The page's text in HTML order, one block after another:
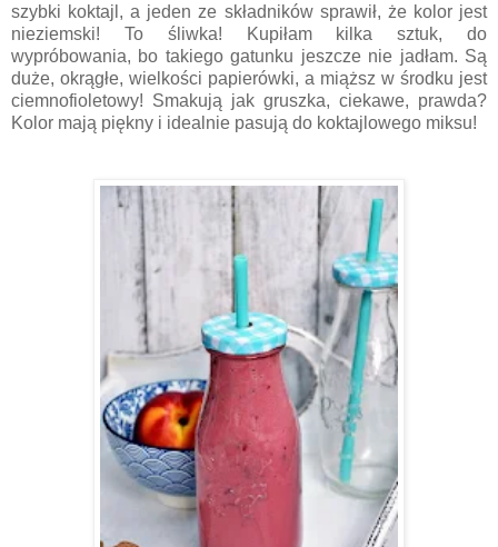
szybki koktajl, a jeden ze składników sprawił, że kolor jest
nieziemski! To śliwka! Kupiłam kilka sztuk, do
wypróbowania, bo takiego gatunku jeszcze nie jadłam. Są
duże, okrągłe, wielkości papierówki, a miąższ w środku jest
ciemnofioletowy! Smakują jak gruszka, ciekawe, prawda?
Kolor mają piękny i idealnie pasują do koktajlowego miksu!